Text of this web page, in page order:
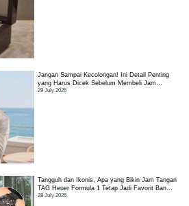
Jangan Sampai Kecolongan! Ini Detail Penting
yang Harus Dicek Sebelum Membeli Jam
Tangan TAG Heuer Link
29 July 2026
Tangguh dan Ikonis, Apa yang Bikin Jam Tangan
TAG Heuer Formula 1 Tetap Jadi Favorit Banyak
Orang?
28 July 2026